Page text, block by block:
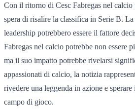
Con il ritorno di Cesc Fabregas nel
spera di risalire la classifica in Serie B. La
leadership potrebbero essere il fattore
Fabregas nel calcio potrebbe non essere
ma il suo impatto potrebbe rivelarsi
appassionati di calcio, la notizia
rivedere una leggenda in azione e
campo di gioco.